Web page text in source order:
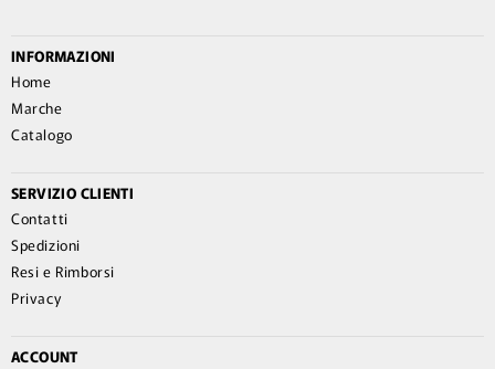
INFORMAZIONI
Home
Marche
Catalogo
SERVIZIO CLIENTI
Contatti
Spedizioni
Resi e Rimborsi
Privacy
ACCOUNT